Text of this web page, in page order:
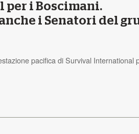
i Boscimani.
i Senatori del
pacifica di Survival International